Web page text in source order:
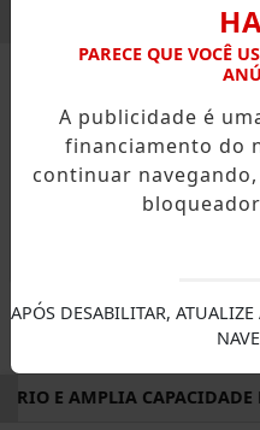
E AMPLIA CAPACIDADE
PARECE QUE VOCÊ
A publicidade é
financiamento do
continuar
APÓS DESABILITAR,